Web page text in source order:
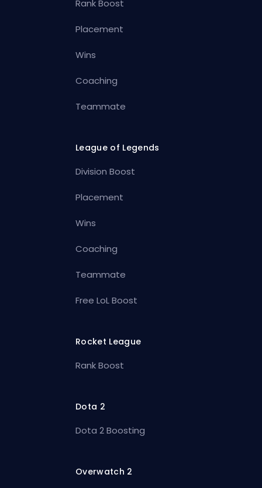
Rank Boost
Placement
Wins
Coaching
Teammate
League of Legends
Division Boost
Placement
Wins
Coaching
Teammate
Free LoL Boost
Rocket League
Rank Boost
Dota 2
Dota 2 Boosting
Overwatch 2